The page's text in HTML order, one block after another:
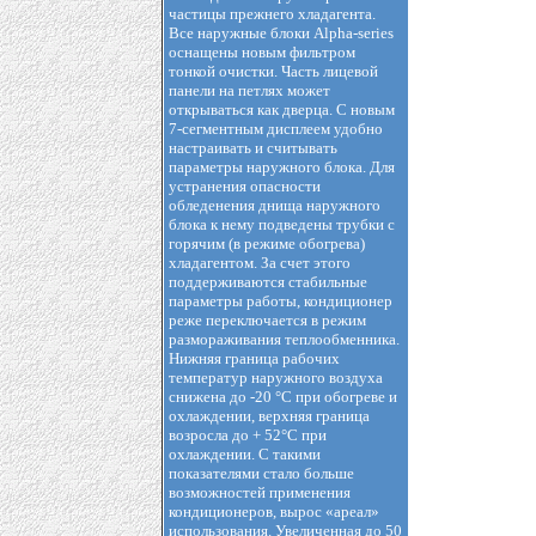
частицы прежнего хладагента.
Все наружные блоки Alpha-series
оснащены новым фильтром
тонкой очистки. Часть лицевой
панели на петлях может
открываться как дверца. С новым
7-сегментным дисплеем удобно
настраивать и считывать
параметры наружного блока. Для
устранения опасности
обледенения днища наружного
блока к нему подведены трубки с
горячим (в режиме обогрева)
хладагентом. За счет этого
поддерживаются стабильные
параметры работы, кондиционер
реже переключается в режим
размораживания теплообменника.
Нижняя граница рабочих
температур наружного воздуха
снижена до -20 °С при обогреве и
охлаждении, верхняя граница
возросла до + 52°С при
охлаждении. С такими
показателями стало больше
возможностей применения
кондиционеров, вырос «ареал»
использования. Увеличенная до 50